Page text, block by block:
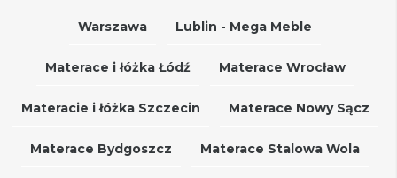
Warszawa Lublin - Mega Meble
Materace i łóżka Łódź Materace Wrocław
Materacie i łóżka Szczecin Materace Nowy Sącz
Materace Bydgoszcz Materace Stalowa Wola